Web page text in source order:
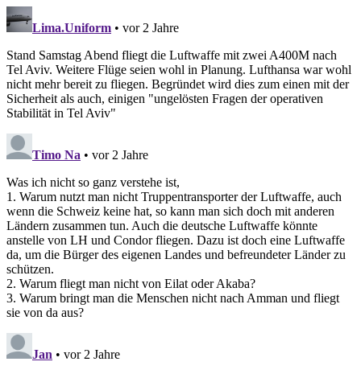
Lima.Uniform • vor 2 Jahre
Stand Samstag Abend fliegt die Luftwaffe mit zwei A400M nach
Tel Aviv. Weitere Flüge seien wohl in Planung. Lufthansa war wohl
nicht mehr bereit zu fliegen. Begründet wird dies zum einen mit der
Sicherheit als auch, einigen "ungelösten Fragen der operativen
Stabilität in Tel Aviv"
Timo Na • vor 2 Jahre
Was ich nicht so ganz verstehe ist,
1. Warum nutzt man nicht Truppentransporter der Luftwaffe, auch
wenn die Schweiz keine hat, so kann man sich doch mit anderen
Ländern zusammen tun. Auch die deutsche Luftwaffe könnte
anstelle von LH und Condor fliegen. Dazu ist doch eine Luftwaffe
da, um die Bürger des eigenen Landes und befreundeter Länder zu
schützen.
2. Warum fliegt man nicht von Eilat oder Akaba?
3. Warum bringt man die Menschen nicht nach Amman und fliegt
sie von da aus?
Jan • vor 2 Jahre